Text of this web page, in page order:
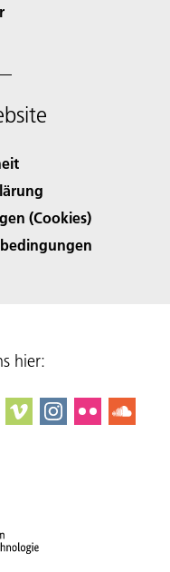
(Cookies)
hier: